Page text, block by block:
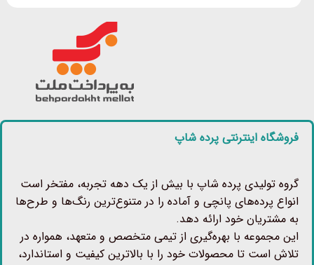
فروشگاه اینترنتی پرده شاپ
گروه تولیدی پرده شاپ با بیش از یک دهه تجربه، مفتخر است
انواع پرده‌های پانچی و آماده را در متنوع‌ترین رنگ‌ها و طرح‌ها
به مشتریان خود ارائه دهد.
این مجموعه با بهره‌گیری از تیمی متخصص و متعهد، همواره در
تلاش است تا محصولات خود را با بالاترین کیفیت و استاندارد،